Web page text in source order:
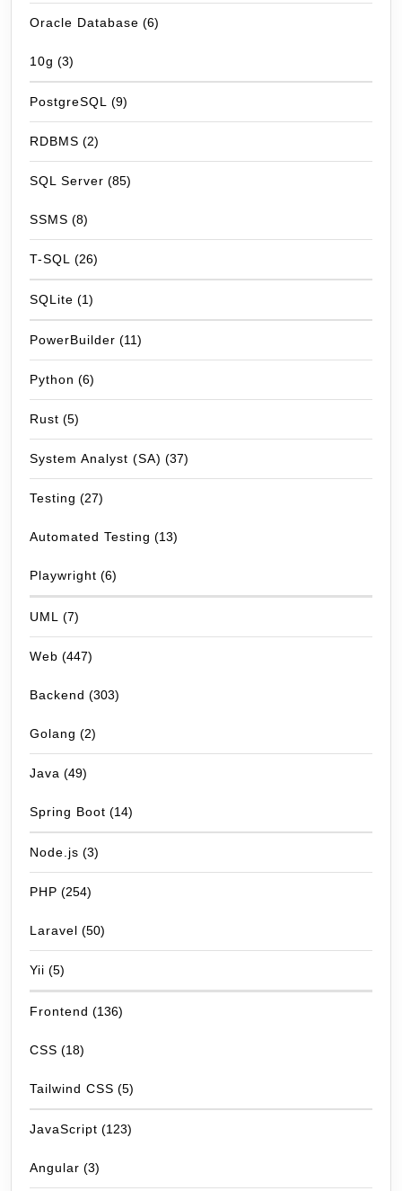
Oracle Database (6)
10g (3)
PostgreSQL (9)
RDBMS (2)
SQL Server (85)
SSMS (8)
T-SQL (26)
SQLite (1)
PowerBuilder (11)
Python (6)
Rust (5)
System Analyst (SA) (37)
Testing (27)
Automated Testing (13)
Playwright (6)
UML (7)
Web (447)
Backend (303)
Golang (2)
Java (49)
Spring Boot (14)
Node.js (3)
PHP (254)
Laravel (50)
Yii (5)
Frontend (136)
CSS (18)
Tailwind CSS (5)
JavaScript (123)
Angular (3)